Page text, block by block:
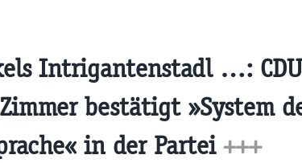
Intrigantenstadl …:
bestätigt »System
in der Partei +++